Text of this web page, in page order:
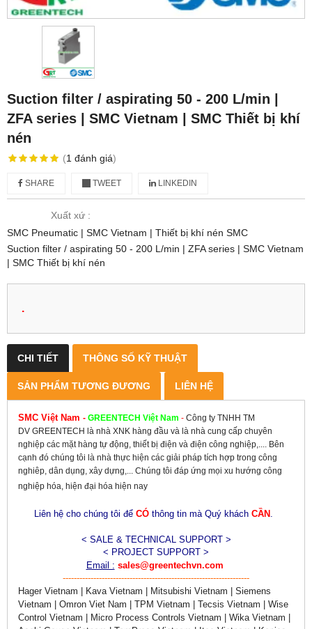
Suction filter / aspirating 50 - 200 L/min |
ZFA series | SMC Vietnam | SMC Thiết bị khí
nén
(1 đánh giá)
SHARE TWEET LINKEDIN
Xuất xứ :
SMC Pneumatic | SMC Vietnam | Thiết bị khí nén SMC
Suction filter / aspirating 50 - 200 L/min | ZFA series | SMC Vietnam
| SMC Thiết bị khí nén
.
CHI TIẾT THÔNG SỐ KỸ THUẬT
SẢN PHẨM TƯƠNG ĐƯƠNG LIÊN HỆ
SMC Việt Nam - GREENTECH Việt Nam - Công ty TNHH TM
DV GREENTECH là nhà XNK hàng đầu và là nhà cung cấp chuyên
nghiệp các mặt hàng tự động, thiết bị điện và điện công nghiệp,.... Bên
cạnh đó chúng tôi là nhà thực hiện các giải pháp tích hợp trong công
nghiêp, dân dụng, xây dựng,... Chúng tôi đáp ứng mọi xu hướng công
nghiệp hóa, hiện đại hóa hiện nay
Liên hệ cho chúng tôi để CÓthông tin mà Quý khách CẦN .
< SALE & TECHNICAL SUPPORT >
< PROJECT SUPPORT >
Email : sales@greentechvn.com
-------------------------------------------------------------------
Hager Vietnam | Kava Vietnam | Mitsubishi Vietnam | Siemens
Vietnam | Omron Viet Nam | TPM Vietnam | Tecsis Vietnam | Wise
Control Vietnam | Micro Process Controls Vietnam | Wika Vietnam |